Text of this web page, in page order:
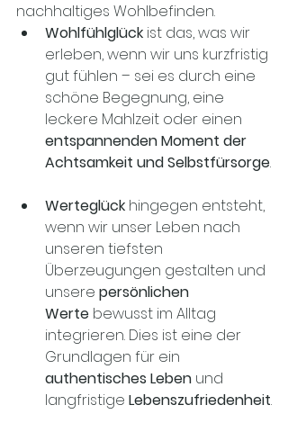
nachhaltiges Wohlbefinden.
Wohlfühlglück ist das, was wir
erleben, wenn wir uns kurzfristig
gut fühlen – sei es durch eine
schöne Begegnung, eine
leckere Mahlzeit oder einen
entspannenden Moment der
Achtsamkeit und Selbstfürsorge.
Werteglück hingegen entsteht,
wenn wir unser Leben nach
unseren tiefsten
Überzeugungen gestalten und
unsere persönlichen
Werte bewusst im Alltag
integrieren. Dies ist eine der
Grundlagen für ein
authentisches Leben und
langfristige Lebenszufriedenheit.